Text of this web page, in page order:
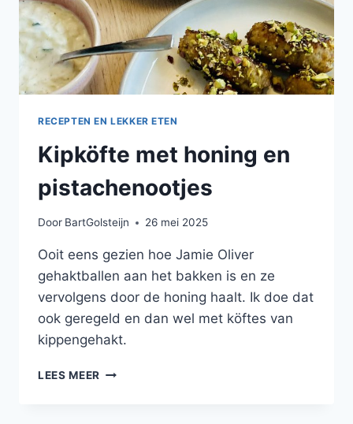
RECEPTEN EN LEKKER ETEN
Kipköfte met honing en
pistachenootjes
Door BartGolsteijn 26 mei 2025
Ooit eens gezien hoe Jamie Oliver
gehaktballen aan het bakken is en ze
vervolgens door de honing haalt. Ik doe dat
ook geregeld en dan wel met köftes van
kippengehakt.
LEES MEER KIPKÖFTE